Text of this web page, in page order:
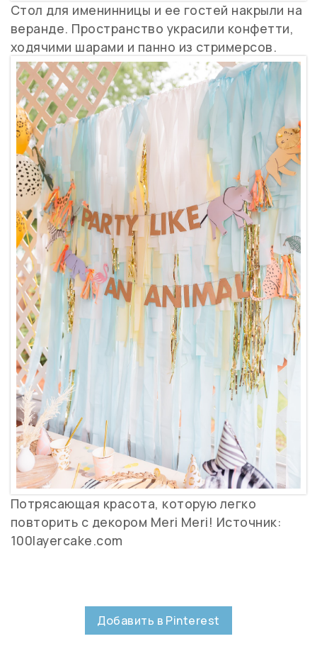
Стол для именинницы и ее гостей накрыли на
веранде. Пространство украсили конфетти,
ходячими шарами и панно из стримерсов.
Потрясающая красота, которую легко
повторить с декором Meri Meri! Источник:
100layercake.com
Добавить в Pinterest